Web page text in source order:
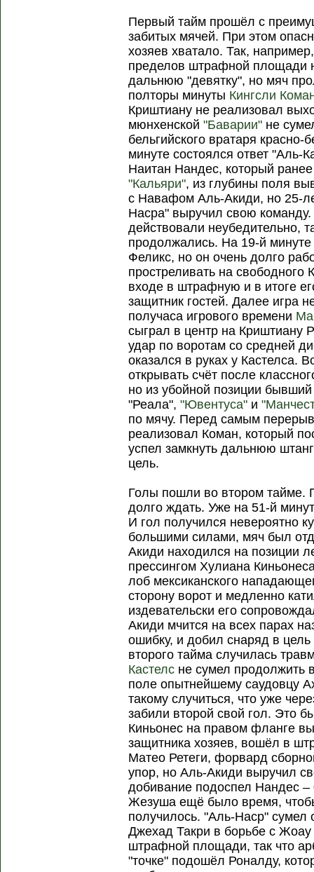
Первый тайм прошёл с
забитых мячей. При этом
хозяев хватало. Так,
пределов штрафной площади
дальнюю "девятку", но мяч
полторы минуты Кингсли
Криштиану не реализовал
мюнхенской"Баварии" не
бельгийского вратаря
минуте состоялся ответ "Аль-
Наитан Нандес, который
"Кальяри", из глубины поля
с Навафом Аль-Акиди, но 25-
Насра" выручил свою
действовали неубедительно,
продолжались. На 19-й
Феликс, но он очень долго
простреливать на
входе в штрафную и в итоге
защитник гостей. Далее игра
получаса игрового времени
сыграл в центр на Криштиану
удар по воротам со средней
оказался в руках у Кастелса.
открывать счёт после
но из убойной позиции
"Реала","Ювентуса" и
по мячу. Перед самым
реализовал Коман, который
успел замкнуть дальнюю
цель.
Голы пошли во втором тайме.
долго ждать. Уже на 51-й
И гол получился невероятно
большими силами, мяч был
Акиди находился на позиции
прессингом Хулиана
лоб мексиканского
сторону ворот и медленно
издевательски его
Акиди мчится на всех парах
ошибку, и добил снаряд в
второго тайма случилась
Кастелс не сумел продолжить
поле опытнейшему саудовцу
такому случиться, что уже
забили второй свой гол. Это
Киньонес на правом фланге
защитника хозяев, вошёл в
Матео Ретеги, форвард
упор, но Аль-Акиди выручил
добивание подоспел Нандес
Жезуша ещё было время,
получилось. "Аль-Наср" сумел
Джехад Такри в борьбе с
штрафной площади, так что
"точке" подошёл Роналду,